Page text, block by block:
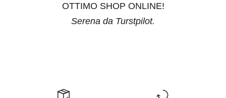
OTTIMO SHOP ONLINE!
Serena da Turstpilot.